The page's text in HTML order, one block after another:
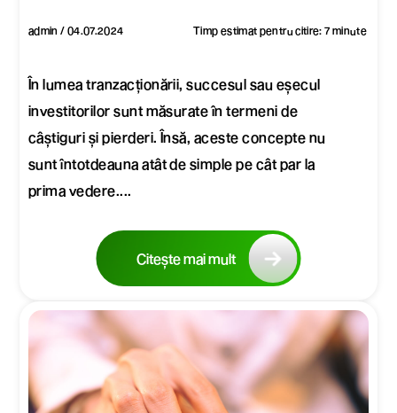
admin / 04.07.2024 Timp estimat pentru citire: 7 minute
În lumea tranzacționării, succesul sau eșecul
investitorilor sunt măsurate în termeni de
câștiguri și pierderi. Însă, aceste concepte nu
sunt întotdeauna atât de simple pe cât par la
prima vedere....
Citește mai mult